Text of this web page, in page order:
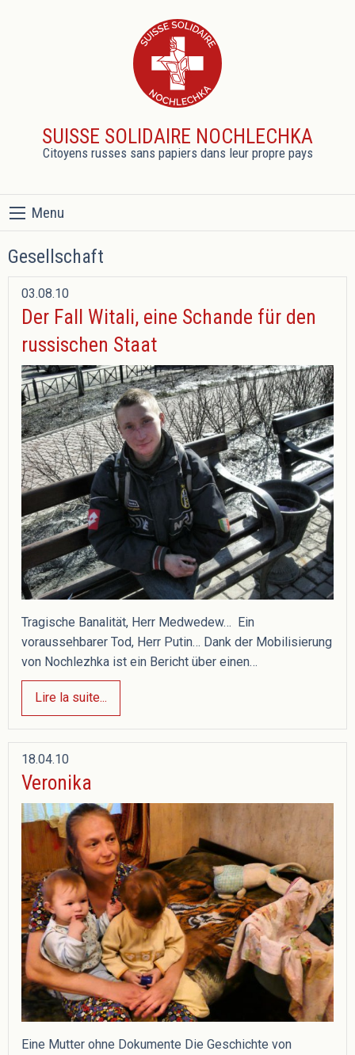
SUISSE SOLIDAIRE NOCHLECHKA
Citoyens russes sans papiers dans leur propre pays
Menu
Gesellschaft
03.08.10
Der Fall Witali, eine Schande für den
russischen Staat
Tragische Banalität, Herr Medwedew… Ein
voraussehbarer Tod, Herr Putin… Dank der Mobilisierung
von Nochlezhka ist ein Bericht über einen…
Lire la suite...
18.04.10
Veronika
Eine Mutter ohne Dokumente Die Geschichte von